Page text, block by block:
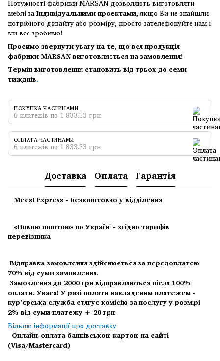
Потужності фабрики MARSAN дозволяють виготовляти
меблі заІндивідуальними проектами, якщо Ви не знайшли
потрібного дизайту або розміру, просто зателефонуйте нам і
ми все зробимо!
Просимо звернути увагу на те, що вся продукція
фабрики MARSAN виготовляється на замовлення!
Термін виготовлення становить від трьох до семи
тижднів.
ПОКУПКА ЧАСТИНАМИ
6 платежів по 1 833.33 грн
ОПЛАТА ЧАСТИНАМИ
6 платежів по 1 833.33 грн
Доставка Оплата Гарантія
Meest Express - безкоштовно у відділення
«Новою поштою» по Україні - згідно тарифів
перевізника
Відправка замовлення здійснюється за передоплатою
70% від суми замовлення.
Замовлення до 2000 грн відправляються після 100%
оплати.Увага! У разі оплати накладеним платежем -
кур'єрська служба стягує комісію за послугу у розмірі
2% від суми платежу + 20 грн
Більше інформації про доставку
Онлайн-оплата банківською картою на сайті
(Visa/Mastercard)